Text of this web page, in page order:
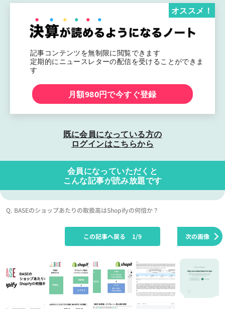
記事コンテンツを無制限に閲覧できます
定期的にニュースレターの配信を受けることができま
す
オススメ！
月額980円で今すぐ登録
既に会員になっている方の
ログインはこちらから
会員になっていただくと
こんな記事が読み放題です
Q. BASEのショップあたりの取扱高はShopifyの何倍か？
次の画像
この記事へ戻る 1/9